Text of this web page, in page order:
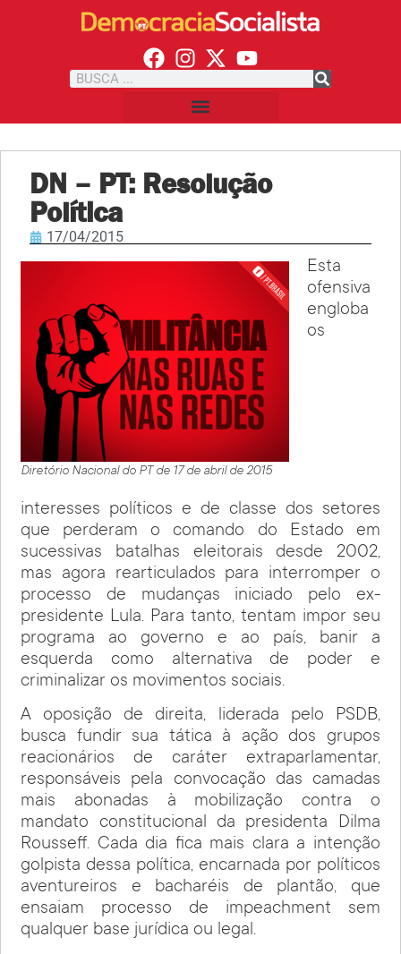
DN – PT: Resolução
Política
17/04/2015
Diretório Nacional do PT de 17 de abril de 2015
Esta
ofensiva
engloba
os
interesses políticos e de classe dos setores
que perderam o comando do Estado em
sucessivas batalhas eleitorais desde 2002,
mas agora rearticulados para interromper o
processo de mudanças iniciado pelo ex-
presidente Lula. Para tanto, tentam impor seu
programa ao governo e ao país, banir a
esquerda como alternativa de poder e
criminalizar os movimentos sociais.
A oposição de direita, liderada pelo PSDB,
busca fundir sua tática à ação dos grupos
reacionários de caráter extraparlamentar,
responsáveis pela convocação das camadas
mais abonadas à mobilização contra o
mandato constitucional da presidenta Dilma
Rousseff. Cada dia fica mais clara a intenção
golpista dessa política, encarnada por políticos
aventureiros e bacharéis de plantão, que
ensaiam processo de impeachment sem
qualquer base jurídica ou legal.